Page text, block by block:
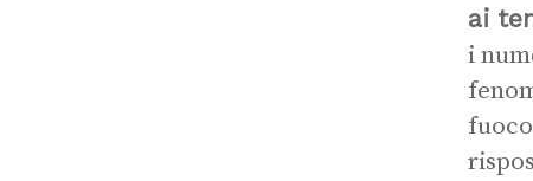
ai
i